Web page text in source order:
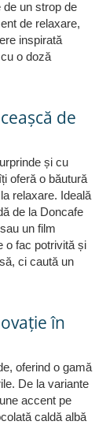
de un strop de
de relaxare,
inspirată
o doză
de
și cu
oferă o băutură
relaxare. Ideală
de la Doncafe
un film
o fac potrivită și
ci caută un
în
oferind o gamă
De la variante
accent pe
caldă albă